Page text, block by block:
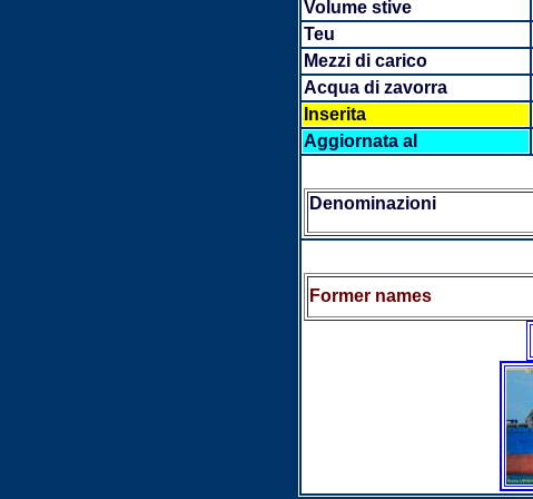
Volume stive
Teu
Mezzi di carico
Acqua di zavorra
Inserita
Aggiornata al
Denominazioni
Former names